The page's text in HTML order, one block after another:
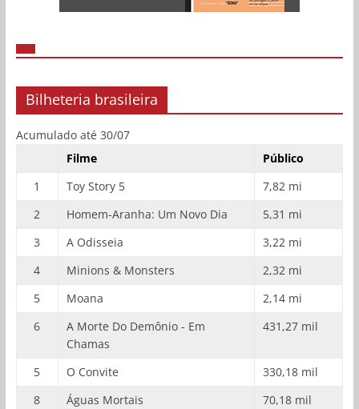
Bilheteria brasileira
Acumulado até 30/07
Filme
Público
1
Toy Story 5
7,82 mi
2
Homem-Aranha: Um Novo Dia
5,31 mi
3
A Odisseia
3,22 mi
4
Minions & Monsters
2,32 mi
5
Moana
2,14 mi
6
A Morte Do Demônio - Em
Chamas
431,27 mil
5 O Convite
330,18 mil
8
Águas Mortais
70,18 mil